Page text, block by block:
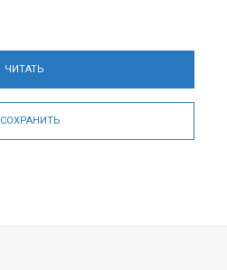
ЧИТАТЬ
СОХРАНИТЬ